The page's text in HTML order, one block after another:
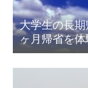
大学生の長
ヶ月帰省を体